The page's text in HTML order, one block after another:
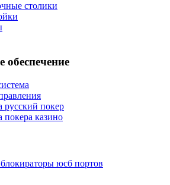
столики
русский покер
казино
юсб портов